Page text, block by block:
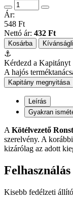
Ár:
548 Ft
Nettó ár: 432 Ft
Kosárba
⚓
Kérdezd a Kapitányt
A hajós
Kapitány megnyitása
Leírás
Gyakran
A Kötélvezető
szerelvény. A
kizárólag az adott
Felhasználás
Kisebb fedélzeti